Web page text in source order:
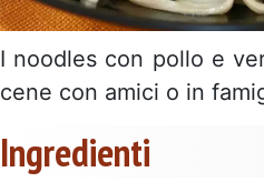
I noodles con pollo e
cene con amici o in
Ingredienti